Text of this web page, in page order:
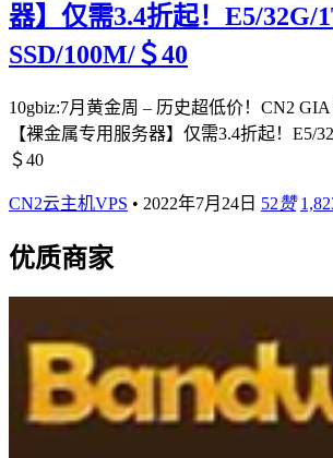
器】仅需3.4折起！E5/32G/
SSD/100M/＄40
10gbiz:7月黄金周 – 历史超低价！CN2
【裸金属专用服务器】仅需3.4折起！E5/
＄40
CN2云主机VPS • 2022年7月24日 52赞
优质商家